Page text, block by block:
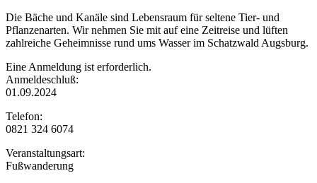
Die Bäche und Kanäle sind Lebensraum für seltene Tier- und
Pflanzenarten. Wir nehmen Sie mit auf eine Zeitreise und lüften
zahlreiche Geheimnisse rund ums Wasser im Schatzwald Augsburg.
Eine Anmeldung ist erforderlich.
Anmeldeschluß:
01.09.2024
Telefon:
0821 324 6074
Veranstaltungsart:
Fußwanderung